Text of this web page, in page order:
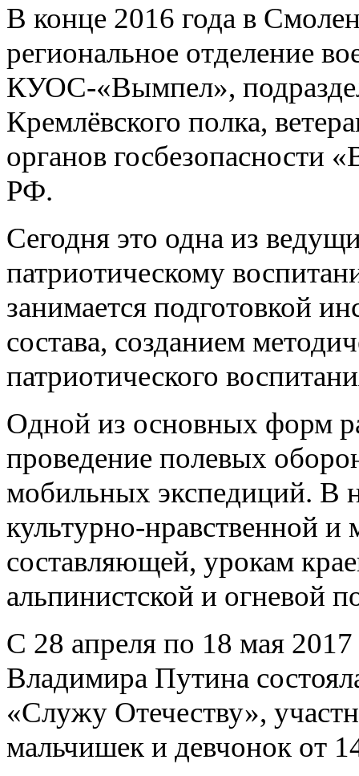
В конце 2016 года в
региональное отделение
КУОС-«Вымпел»,
Кремлёвского полка,
органов госбезопасности
РФ.
Сегодня это одна из
патриотическому
занимается подготовкой
состава, созданием
патриотического
Одной из основных форм
проведение полевых
мобильных экспедиций. В
культурно-нравственной и
составляющей, урокам
альпинистской и огневой
С 28 апреля по 18 мая
Владимира Путина
«Служу Отечеству»,
мальчишек и девчонок от